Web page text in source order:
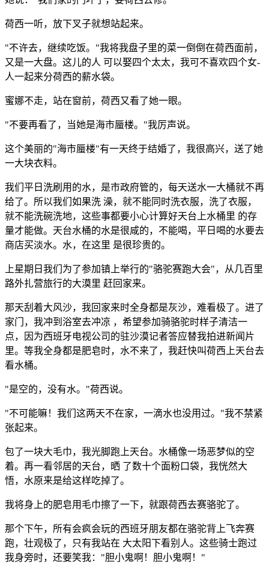
荷西一听，放下叉子就想站起来。
"不许去，继续吃饭。"我将我盘子里的菜一倒倒在荷西面前，
又是一大盘。这儿的人 可以娶四个太太，我可不喜欢四个女-
人一起来分荷西的薪水袋。
蜜娜不走，站在窗前，荷西又看了她一眼。
"不要再看了，当她是海市蜃楼。"我厉声说。
这个美丽的"海市蜃楼"有一天终于结婚了，我很高兴，送了她
一大块衣料。
我们平日洗刷用的水，是市政府管的，每天送水一大桶就不再
给了。所以我们如果洗 澡，就不能同时洗衣服，洗了衣服，
就不能洗碗洗地，这些事都要小心计算好天台上水桶里 的存
量才能做。天台水桶的水是很咸的，不能喝，平日喝的水要去
商店买淡水。水，在这里 是很珍贵的。
上星期日我们为了参加镇上举行的"骆驼赛跑大会"，从几百里
路外扎营旅行的大漠里 赶回家来。
那天刮着大风沙，我回家来时全身都是灰沙，难看极了。进了
家门，我冲到浴室去冲凉 ，希望参加骑骆驼时样子清洁一
点，因为西班牙电视公司的驻沙漠记者答应替我拍进新闻片
里。等我全身都是肥皂时，水不来了，我赶快叫荷西上天台去
看水桶。
"是空的，没有水。"荷西说。
"不可能嘛！我们这两天不在家，一滴水也没用过。"我不禁紧
张起来。
包了一块大毛巾，我光脚跑上天台。水桶像一场恶梦似的空
着。再一看邻居的天台，晒 了数十个面粉口袋，我恍然大
悟，水原来是给这样吃掉了。
我将身上的肥皂用毛巾擦了一下，就跟荷西去赛骆驼了。
那个下午，所有会疯会玩的西班牙朋友都在骆驼背上飞奔赛
跑，壮观极了，只有我站在 大太阳下看别人。这些骑士跑过
我身旁时，还要笑我："胆小鬼啊！胆小鬼啊！"